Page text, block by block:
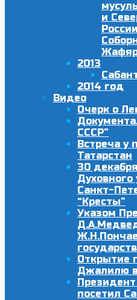
и
2013
2014 год
Видео
Очерк о
СССР”
Встреча у
Татарстан
30
Духовного
Санкт-
“Кресты”
Указом
Открытие
Джалилю в
посетил